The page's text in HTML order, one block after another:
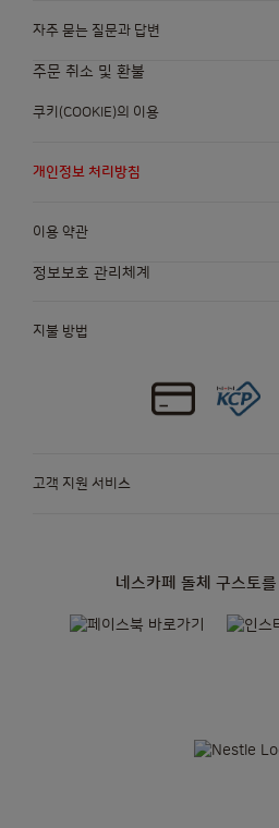
네스카페 돌체 구스토
지불 방법
고객 지원 서비스
자주 묻는 질문과 답변
주문 취소 및 환불
쿠키(COOKIE)의 이용
개인정보 처리방침
이용 약관
정보보호 관리체계